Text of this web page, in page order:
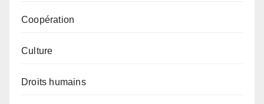
Coopération
Culture
Droits humains